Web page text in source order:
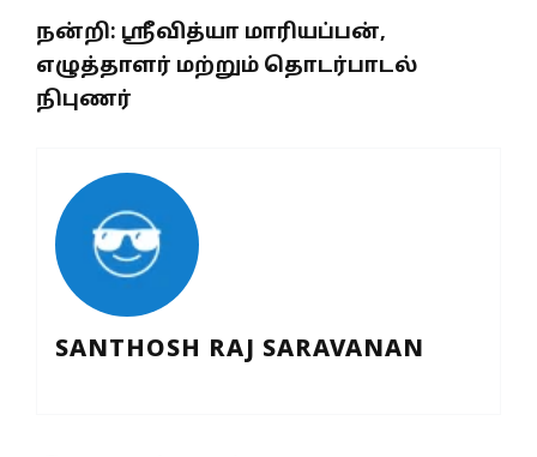
நன்றி: ஸ்ரீவித்யா மாரியப்பன்,
எழுத்தாளர் மற்றும் தொடர்பாடல்
நிபுணர்
SANTHOSH RAJ SARAVANAN